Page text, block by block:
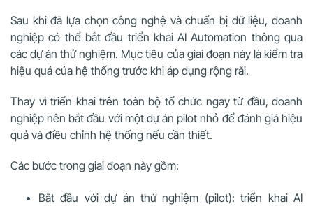
Sau khi đã lựa chọn công nghệ và chuẩn bị dữ liệu, doanh
nghiệp có thể bắt đầu triển khai AI Automation thông qua
các dự án thử nghiệm. Mục tiêu của giai đoạn này là kiểm tra
hiệu quả của hệ thống trước khi áp dụng rộng rãi.
Thay vì triển khai trên toàn bộ tổ chức ngay từ đầu, doanh
nghiệp nên bắt đầu với một dự án pilot nhỏ để đánh giá hiệu
quả và điều chỉnh hệ thống nếu cần thiết.
Các bước trong giai đoạn này gồm:
Bắt đầu với dự án thử nghiệm (pilot): triển khai AI